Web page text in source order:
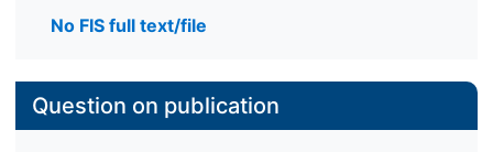
No FIS full text/file
Question on publication